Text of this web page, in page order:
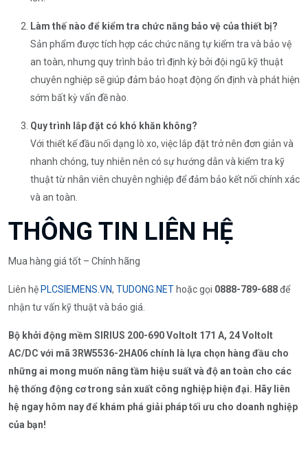
Làm thế nào để kiểm tra chức năng bảo vệ của thiết bị?
Sản phẩm được tích hợp các chức năng tự kiểm tra và bảo vệ
an toàn, nhưng quy trình bảo trì định kỳ bởi đội ngũ kỹ thuật
chuyên nghiệp sẽ giúp đảm bảo hoạt động ổn định và phát hiện
sớm bất kỳ vấn đề nào.
Quy trình lắp đặt có khó khăn không?
Với thiết kế đầu nối dạng lò xo, việc lắp đặt trở nên đơn giản và
nhanh chóng, tuy nhiên nên có sự hướng dẫn và kiểm tra kỹ
thuật từ nhân viên chuyên nghiệp để đảm bảo kết nối chính xác
và an toàn.
THÔNG TIN LIÊN HỆ
Mua hàng giá tốt – Chính hãng
Liên hệ PLCSIEMENS.VN, TUDONG.NET hoặc gọi 0888-789-688để
nhận tư vấn kỹ thuật và báo giá.
Bộ khởi động mềm SIRIUS 200-690 Voltolt 171 A, 24 Voltolt
AC/DC với mã 3RW5536-2HA06 chính là lựa chọn hàng đầu cho
những ai mong muốn nâng tầm hiệu suất và độ an toàn cho các
hệ thống động cơ trong sản xuất công nghiệp hiện đại. Hãy liên
hệ ngay hôm nay để khám phá giải pháp tối ưu cho doanh nghiệp
của bạn!